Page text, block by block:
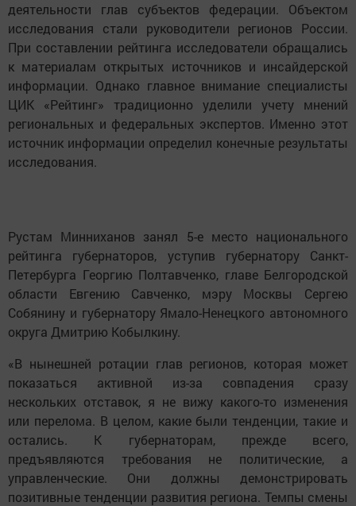
деятельности глав субъектов федерации. Объектом
исследования стали руководители регионов России.
При составлении рейтинга исследователи обращались
к материалам открытых источников и инсайдерской
информации. Однако главное внимание специалисты
ЦИК «Рейтинг» традиционно уделили учету мнений
региональных и федеральных экспертов. Именно этот
источник информации определил конечные результаты
исследования.
Рустам Минниханов занял 5-е место национального
рейтинга губернаторов, уступив губернатору Санкт-
Петербурга Георгию Полтавченко, главе Белгородской
области Евгению Савченко, мэру Москвы Сергею
Собянину и губернатору Ямало-Ненецкого автономного
округа Дмитрию Кобылкину.
«В нынешней ротации глав регионов, которая может
показаться активной из-за совпадения сразу
нескольких отставок, я не вижу какого-то изменения
или перелома. В целом, какие были тенденции, такие и
остались. К губернаторам, прежде всего,
предъявляются требования не политические, а
управленческие. Они должны демонстрировать
позитивные тенденции развития региона. Темпы смены